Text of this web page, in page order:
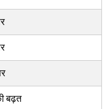
बढ़त